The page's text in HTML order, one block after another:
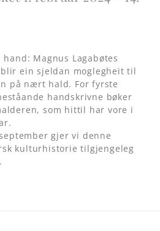
Magnus Lagabøtes
blir ein sjeldan moglegheit til
på nært hald. For fyrste
handskrivne bøker
som hittil har vore i
gjer vi denne
kulturhistorie tilgjengeleg